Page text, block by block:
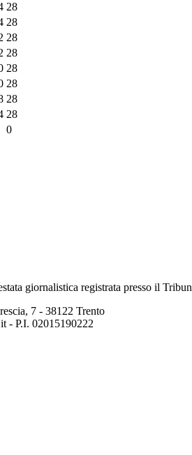
28
28
28
28
28
28
28
28
0
giornalistica registrata presso il
7 - 38122 Trento
- P.I. 02015190222